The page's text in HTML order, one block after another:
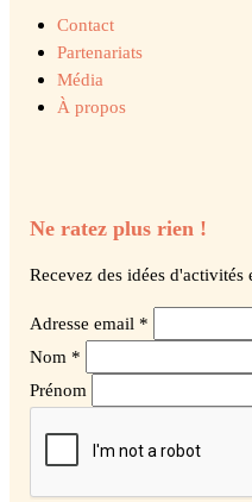
Contact
Partenariats
Média
À propos
Ne ratez plus rien !
Recevez des idées
Adresse email *
Nom *
Prénom